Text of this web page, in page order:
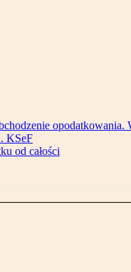
opodatkowania.
KSeF
od całości